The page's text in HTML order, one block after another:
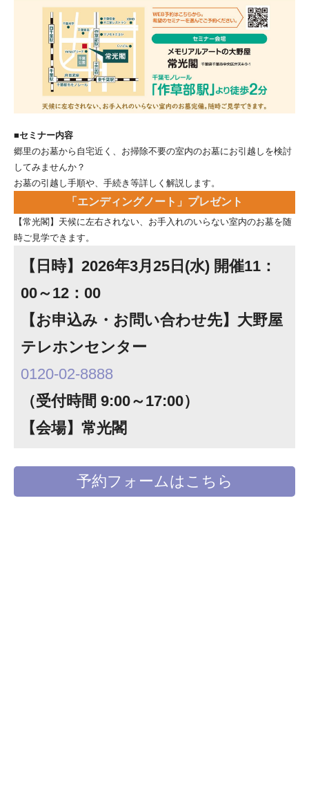
■セミナー内容
郷里のお墓から自宅近く、お掃除不要の室内のお墓にお引越しを検討
してみませんか？
お墓の引越し手順や、手続き等詳しく解説します。
「エンディングノート」プレゼント
【常光閣】天候に左右されない、お手入れのいらない室内のお墓を随
時ご見学できます。
【日時】2026年3月25日(水) 開催11：
00～12：00
【お申込み・お問い合わせ先】大野屋
テレホンセンター
0120-02-8888
（受付時間 9:00～17:00）
【会場】常光閣
予約フォームはこちら